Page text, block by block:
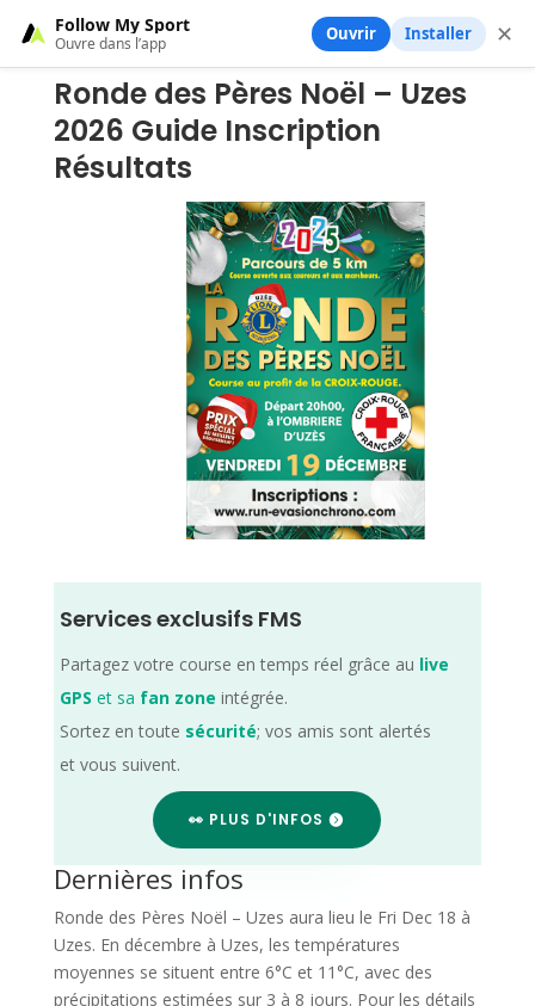
Ronde des Pères Noël – Uzes
2026 Guide Inscription
Résultats
Services exclusifs FMS
Partagez votre course en temps réel grâce au live
GPS et sa fan zone intégrée.
Sortez en toute sécurité; vos amis sont alertés
et vous suivent.
👀 PLUS D'INFOS
Dernières infos
Ronde des Pères Noël – Uzes aura lieu le Fri Dec 18 à
Uzes. En décembre à Uzes, les températures
moyennes se situent entre 6°C et 11°C, avec des
précipitations estimées sur 3 à 8 jours. Pour les détails
Follow My Sport
Ouvre dans l’app Ouvrir Installer ✕